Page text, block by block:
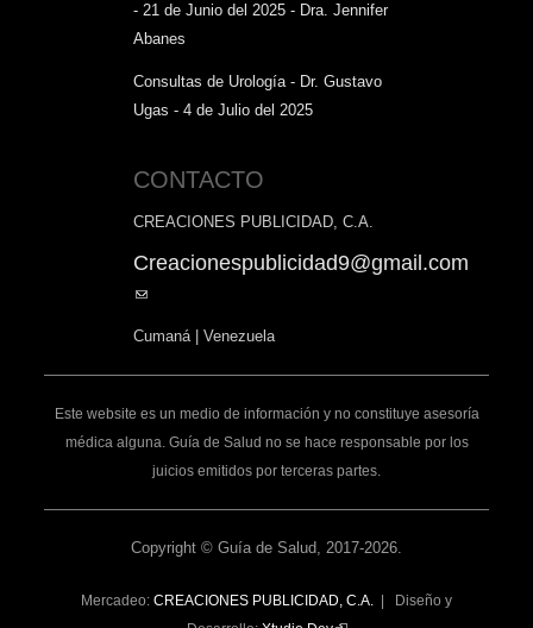
- 21 de Junio del 2025 - Dra. Jennifer
Abanes
Consultas de Urología - Dr. Gustavo
Ugas - 4 de Julio del 2025
CONTACTO
CREACIONES PUBLICIDAD, C.A.
Creacionespublicidad9@gmail.com
(link
mail)
Cumaná | Venezuela
Este website es un medio de información y no constituye asesoría
médica alguna. Guía de Salud no se hace responsable por los
juicios emitidos por terceras partes.
Copyright © Guía de Salud, 2017-2026.
Mercadeo: CREACIONES PUBLICIDAD, C.A. | Diseño y